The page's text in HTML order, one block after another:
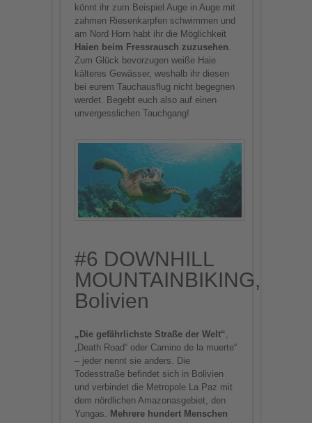
könnt ihr zum Beispiel Auge in Auge mit
zahmen Riesenkarpfen schwimmen und
am Nord Horn habt ihr die Möglichkeit
Haien beim Fressrausch zuzusehen
Zum Glück bevorzugen weiße Haie
kälteres Gewässer, weshalb ihr diesen
bei eurem Tauchausflug nicht begegnen
werdet. Begebt euch also auf einen
unvergesslichen Tauchgang!
#6 DOWNHILL
MOUNTAINBIKING,
Bolivien
„Die gefährlichste Straße der Welt“
„Death Road“ oder Camino de la muerte“
– jeder nennt sie anders. Die
Todesstraße befindet sich in Bolivien
und verbindet die Metropole La Paz mit
dem nördlichen Amazonasgebiet, den
Yungas. Mehrere hundert Menschen